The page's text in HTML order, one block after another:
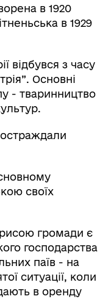
в 1920
в 1929
відбувся з часу
Основні
- тваринництво
своїх
громади є
господарства
паїв - на
ситуації, коли
в оренду